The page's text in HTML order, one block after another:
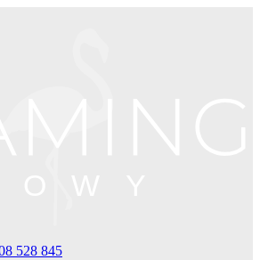
528 845